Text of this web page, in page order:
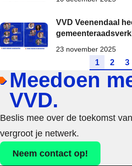
VVD Veenendaal
23 november 2025
Ga naar
1 Ga
2 3
Meedoen
VVD.
Beslis mee over de toekomst
vergroot je netwerk.
Neem contact op!